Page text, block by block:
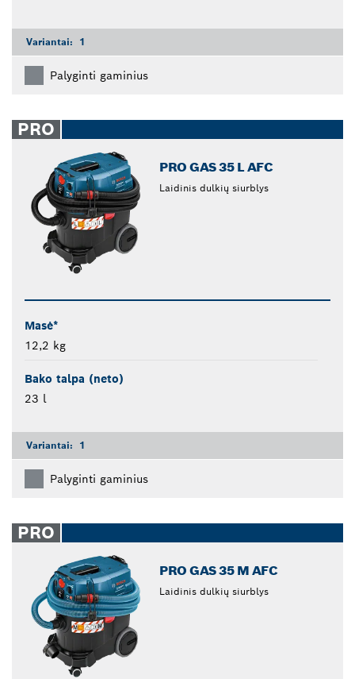
Variantai: 1
Palyginti gaminius
PRO
PRO GAS 35 L AFC
Laidinis dulkių siurblys
Masė*
12,2 kg
Bako talpa (neto)
23 l
Variantai: 1
Palyginti gaminius
PRO
PRO GAS 35 M AFC
Laidinis dulkių siurblys